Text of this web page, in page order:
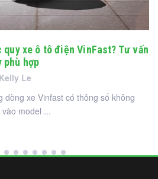
quy xe ô tô điện VinFast? Tư vấn
phù hợp
Kelly Le
dòng xe Vinfast có thông số không
model ...